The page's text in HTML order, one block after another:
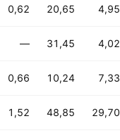
0,62 20,65 4,95
— 31,45 4,02
0,66 10,24 7,33
1,52 48,85 29,70